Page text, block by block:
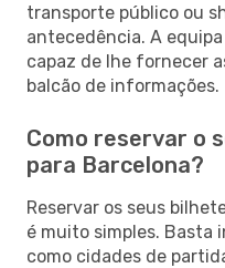
transporte público ou
antecedência. A
capaz de lhe fornecer
balcão de informações.
Como reservar o
para Barcelona?
Reservar os seus
é muito simples. Basta
como cidades de